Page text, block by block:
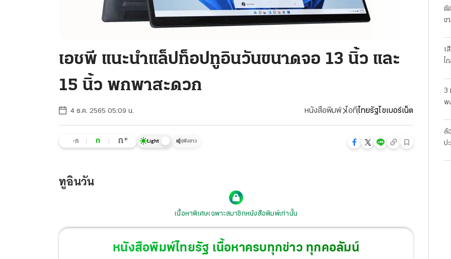
เอชพี แนะนำแล็ปท็อปทูอินวันขนาดจอ 13 นิ้ว และ
15 นิ้ว พกพาสะดวก
4 ธ.ค. 2565 05:09 น. หนังสือพิมพ์ ไอทีไทยรัฐไซเบอร์เน็ต
-ก ก ก+ Light ฟังข่าว
ทูอินวัน
เนื้อหาพิเศษเฉพาะสมาชิกหนังสือพิมพ์เท่านั้น
หนังสือพิมพ์ไทยรัฐ เนื้อหาครบทุกข่าว ทุกคอลัมน์
ตั
ข
เ
ไ
3
พ
ล้
ป